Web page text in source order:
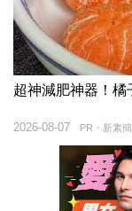
超神減肥神器！橘
PR・新素簡
2026-08-07